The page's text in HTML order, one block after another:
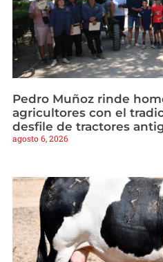
Pedro Muñoz rinde
agricultores con el
desfile de tractores
agosto 6, 2026